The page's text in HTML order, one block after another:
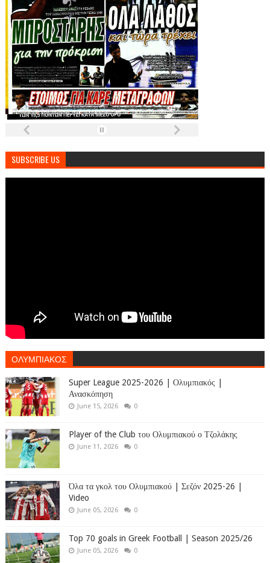
SUBSCRIBE US
ΟΛΥΜΠΙΑΚΟΣ
Super League 2025-2026 | Ολυμπιακός |
Ανασκόπηση
June 15, 2026 0
Player of the Club του Ολυμπιακού ο Τζολάκης
June 11, 2026 0
Όλα τα γκολ του Ολυμπιακού | Σεζόν 2025-26 |
Video
June 05, 2026 0
Top 70 goals in Greek Football | Season 2025/26
June 05, 2026 0